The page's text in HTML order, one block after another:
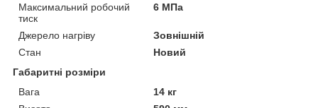
Максимальний робочий
тиск
6 МПа
Джерело нагріву
Зовнішній
Стан
Новий
Габаритні розміри
Вага
14 кг